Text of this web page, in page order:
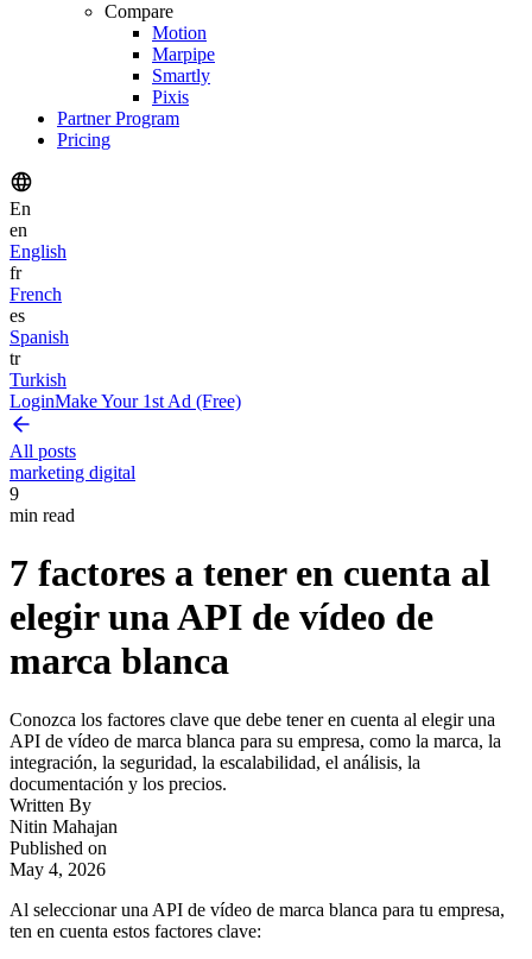
Compare
Motion
Marpipe
Smartly
Pixis
Partner Program
Pricing
En
en
English
fr
French
es
Spanish
tr
Turkish
LoginMake Your 1st Ad (Free)
All posts
marketing digital
9
min read
7 factores a tener en cuenta al
elegir una API de vídeo de
marca blanca
Conozca los factores clave que debe tener en cuenta al elegir una
API de vídeo de marca blanca para su empresa, como la marca, la
integración, la seguridad, la escalabilidad, el análisis, la
documentación y los precios.
Written By
Nitin Mahajan
Published on
May 4, 2026
Al seleccionar una API de vídeo de marca blanca para tu empresa,
ten en cuenta estos factores clave: